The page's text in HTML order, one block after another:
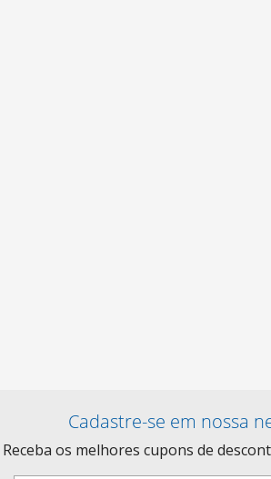
Cadastre-se em nossa
Receba os melhores cupons de